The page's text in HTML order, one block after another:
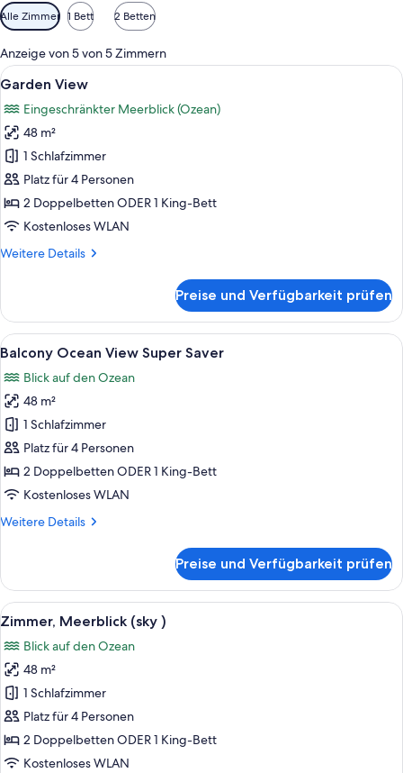
Verfügbare
Filter
für
Zimmer
Alle Zimmer 1 Bett 2 Betten
Anzeige von 5 von 5 Zimmern
Alle
Fotos
für
Garden
View
anzeigen
Ein Hotelzimmer mit einem Bett,
4
Garden View
Eingeschränkter Meerblick (Ozean)
48 m²
1 Schlafzimmer
Platz für 4 Personen
2 Doppelbetten ODER 1 King-Bett
Kostenloses WLAN
Weitere Details
Weitere
View
Preise und Verfügbarkeit prüfen
Alle
Fotos
für
Balcony
Ocean
View
Super
Saver
Ein Hotelzimmer mit Bett,
3
Balcony Ocean View Super Saver
Blick auf den Ozean
48 m²
1 Schlafzimmer
Platz für 4 Personen
2 Doppelbetten ODER 1 King-Bett
Kostenloses WLAN
Weitere Details
Weitere
Ocean
View
Super
Preise und Verfügbarkeit prüfen
Alle
Fotos
für
Zimmer,
Meerblick
(sky
)
anzeigen
Ein Hotelzimmer mit zwei Betten,
4
Zimmer, Meerblick (sky )
Blick auf den Ozean
48 m²
1 Schlafzimmer
Platz für 4 Personen
2 Doppelbetten ODER 1 King-Bett
Kostenloses WLAN